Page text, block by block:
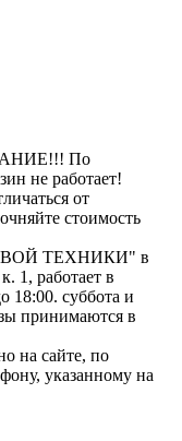
По
не работает!
от
стоимость
ТЕХНИКИ" в
1, работает в
18:00. суббота и
принимаются в
на сайте, по
указанному на